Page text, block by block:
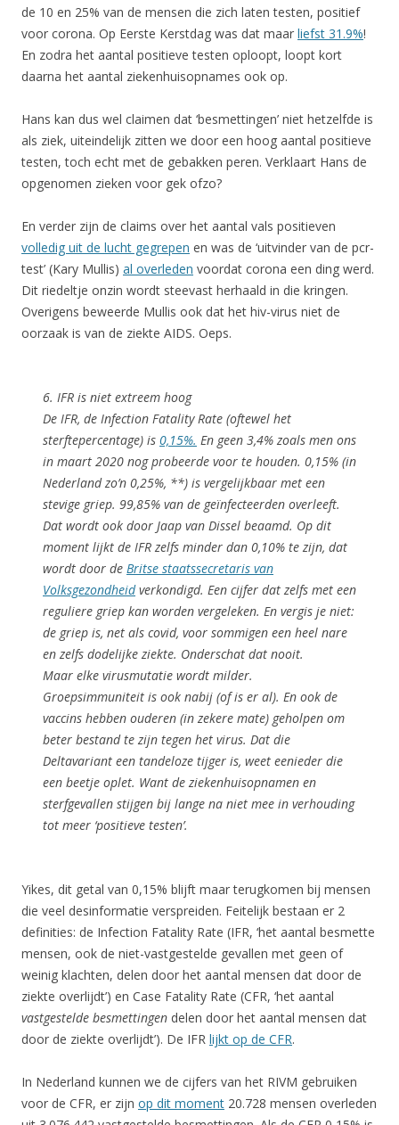
de 10 en 25% van de mensen die zich laten testen, positief
voor corona. Op Eerste Kerstdag was dat maar liefst 31.9%!
En zodra het aantal positieve testen oploopt, loopt kort
daarna het aantal ziekenhuisopnames ook op.
Hans kan dus wel claimen dat ‘besmettingen’ niet hetzelfde is
als ziek, uiteindelijk zitten we door een hoog aantal positieve
testen, toch echt met de gebakken peren. Verklaart Hans de
opgenomen zieken voor gek ofzo?
En verder zijn de claims over het aantal vals positieven
volledig uit de lucht gegrepen en was de ‘uitvinder van de pcr-
test’ (Kary Mullis) al overleden voordat corona een ding werd.
Dit riedeltje onzin wordt steevast herhaald in die kringen.
Overigens beweerde Mullis ook dat het hiv-virus niet de
oorzaak is van de ziekte AIDS. Oeps.
6. IFR is niet extreem hoog
De IFR, de Infection Fatality Rate (oftewel het
sterftepercentage) is 0,15%. En geen 3,4% zoals men ons
in maart 2020 nog probeerde voor te houden. 0,15% (in
Nederland zo’n 0,25%, **) is vergelijkbaar met een
stevige griep. 99,85% van de geïnfecteerden overleeft.
Dat wordt ook door Jaap van Dissel beaamd. Op dit
moment lijkt de IFR zelfs minder dan 0,10% te zijn, dat
wordt door de Britse staatssecretaris van
Volksgezondheidverkondigd. Een cijfer dat zelfs met een
reguliere griep kan worden vergeleken. En vergis je niet:
de griep is, net als covid, voor sommigen een heel nare
en zelfs dodelijke ziekte. Onderschat dat nooit.
Maar elke virusmutatie wordt milder.
Groepsimmuniteit is ook nabij (of is er al). En ook de
vaccins hebben ouderen (in zekere mate) geholpen om
beter bestand te zijn tegen het virus. Dat die
Deltavariant een tandeloze tijger is, weet eenieder die
een beetje oplet. Want de ziekenhuisopnamen en
sterfgevallen stijgen bij lange na niet mee in verhouding
tot meer ‘positieve testen’.
Yikes, dit getal van 0,15% blijft maar terugkomen bij mensen
die veel desinformatie verspreiden. Feitelijk bestaan er 2
definities: de Infection Fatality Rate (IFR, ‘het aantal besmette
mensen, ook de niet-vastgestelde gevallen met geen of
weinig klachten, delen door het aantal mensen dat door de
ziekte overlijdt’) en Case Fatality Rate (CFR, ‘het aantal
vastgestelde besmettingen delen door het aantal mensen dat
door de ziekte overlijdt’). De IFR lijkt op de CFR.
In Nederland kunnen we de cijfers van het RIVM gebruiken
voor de CFR, er zijn op dit moment 20.728 mensen overleden